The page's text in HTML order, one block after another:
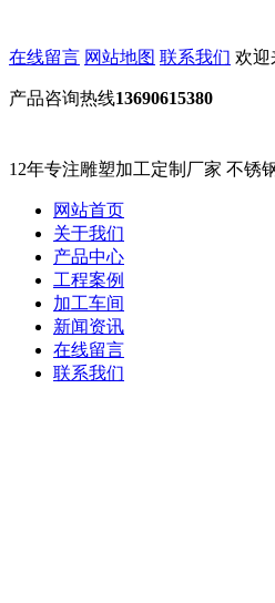
在线留言 网站地图 联系我们 欢迎
产品咨询热线13690615380
12年专注雕塑加工定制厂家 不锈
网站首页
关于我们
产品中心
工程案例
加工车间
新闻资讯
在线留言
联系我们